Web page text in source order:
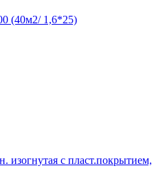
(40м2/ 1,6*25)
изогнутая с пласт.покрытием,